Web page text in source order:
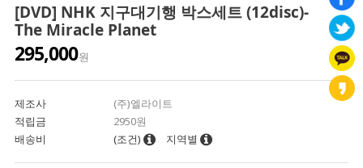
[DVD] NHK 지구대기행 박스세트 (12disc)-
The Miracle Planet
295,000원
제조사
(주)엘라이트
적립금
2950원
배송비
(조건) 지역별